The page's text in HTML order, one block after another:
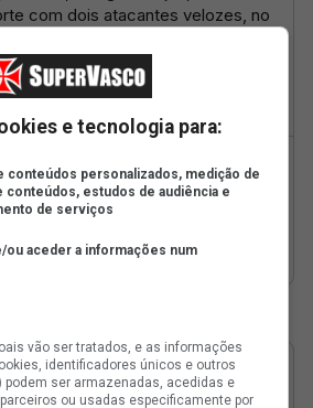
e tecnologia para:
conteúdos personalizados, medição de
conteúdos, estudos de audiência e
de serviços
ou aceder a informações num
vão ser tratados, e as informações
identificadores únicos e outros
podem ser armazenadas, acedidas e
ou usadas especificamente por